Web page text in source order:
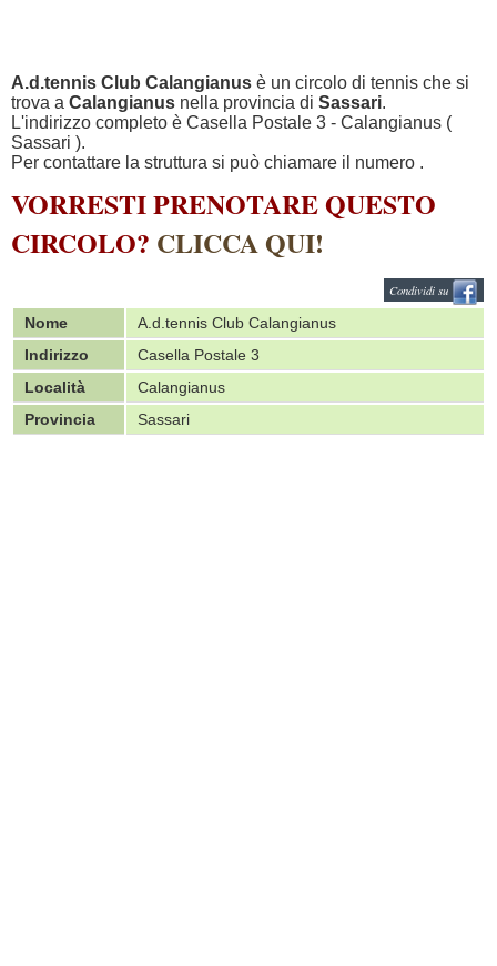
A.d.tennis Club Calangianus è un circolo di tennis che si
trova a Calangianus nella provincia di Sassari.
L'indirizzo completo è Casella Postale 3 - Calangianus (
Sassari ).
Per contattare la struttura si può chiamare il numero .
VORRESTI PRENOTARE QUESTO
CIRCOLO? CLICCA QUI!
Condividi su
Nome
A.d.tennis Club Calangianus
Indirizzo
Casella Postale 3
Località
Calangianus
Provincia
Sassari